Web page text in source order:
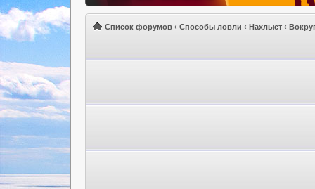
Список форумов ‹ Способы ловли ‹ Нахлыст ‹